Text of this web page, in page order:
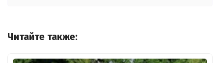
Читайте также: